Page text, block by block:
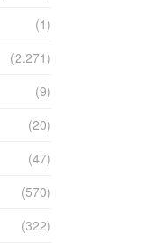
(1)
(2.271)
(9)
(20)
(47)
(570)
(322)